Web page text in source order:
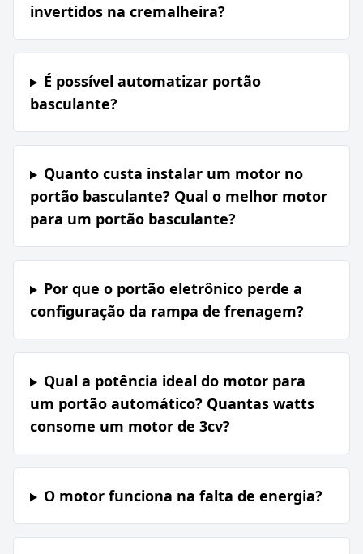
invertidos na cremalheira?
É possível automatizar portão
basculante?
Quanto custa instalar um motor no
portão basculante? Qual o melhor motor
para um portão basculante?
Por que o portão eletrônico perde a
configuração da rampa de frenagem?
Qual a potência ideal do motor para
um portão automático? Quantas watts
consome um motor de 3cv?
O motor funciona na falta de energia?